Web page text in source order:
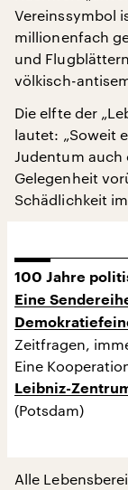
Vereinssymbol
millionenfach
und
völkisch-
Die elfte der
lautet: „Soweit
Judentum auch
Gelegenheit
Schädlichkeit
100 Jahre
Eine
Zeitfragen,
Eine
Leibniz-
(Potsdam)
Alle